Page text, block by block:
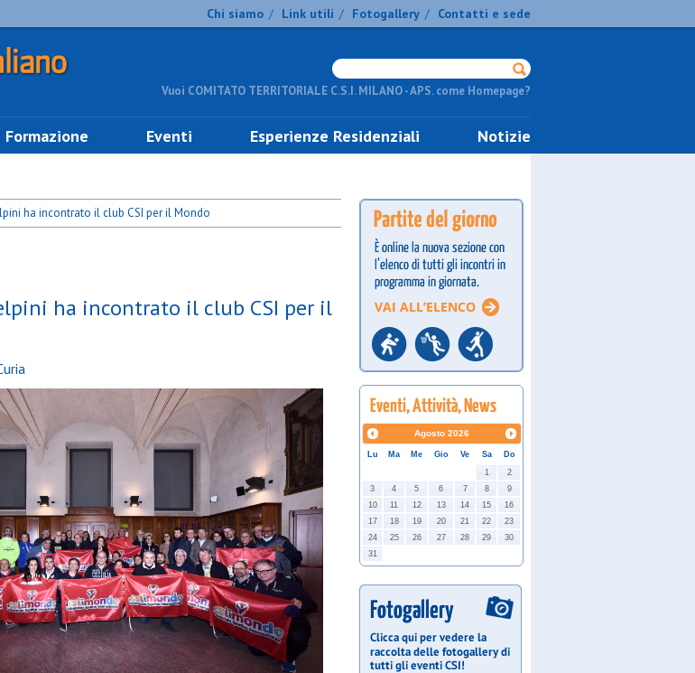
Chi siamo / Link utili / Fotogallery / Contatti e sede
Vuoi COMITATO TERRITORIALE C.S.I. MILANO - APS. come Homepage?
Formazione Eventi Esperienze Residenziali Notizie
ha incontrato il club CSI per il Mondo
ha incontrato il club CSI per il
Agosto 2026
Lu Ma Me Gio Ve Sa
Do
1
2
3
4 5 6 7 8
9
10
11 12 13 14 15
16
17
18 19 20 21 22
23
24
25 26 27 28 29
30
31